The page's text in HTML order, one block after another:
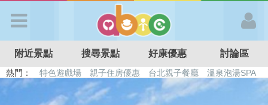
APP登入
首 頁
附近景點 搜尋景點 好康優惠 討論區
熱門： 特色遊戲場 親子住房優惠 台北親子餐廳
溫泉泡湯SPA
溜滑梯民宿
觀光工廠 日本親子景點